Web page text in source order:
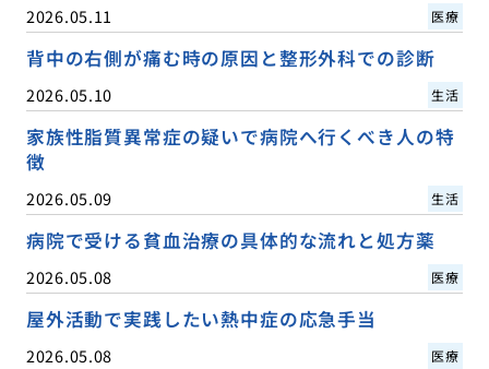
2026.05.11 医療
背中の右側が痛む時の原因と整形外科での診断
2026.05.10 生活
家族性脂質異常症の疑いで病院へ行くべき人の特
徴
2026.05.09 生活
病院で受ける貧血治療の具体的な流れと処方薬
2026.05.08 医療
屋外活動で実践したい熱中症の応急手当
2026.05.08 医療